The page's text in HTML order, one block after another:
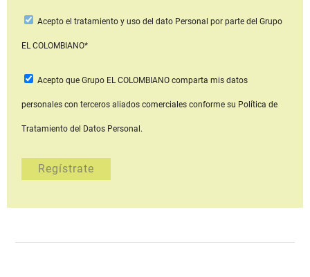
Acepto el tratamiento y uso del dato Personal por parte del Grupo
EL COLOMBIANO*
Acepto que Grupo EL COLOMBIANOcomparta mis datos
personales con terceros aliados comerciales conforme su Política de
Tratamiento del Datos Personal.